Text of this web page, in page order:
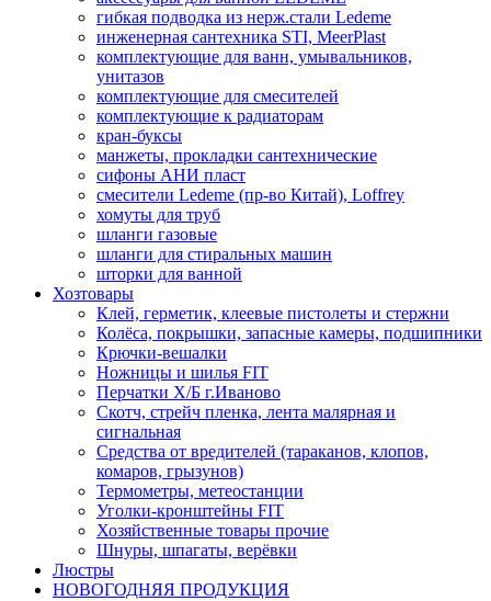
гибкая подводка из нерж.стали Ledeme
инженерная сантехника STI, MeerPlast
комплектующие для ванн, умывальников,
унитазов
комплектующие для смесителей
комплектующие к радиаторам
кран-буксы
манжеты, прокладки сантехнические
сифоны АНИ пласт
смесители Ledeme (пр-во Китай), Loffrey
хомуты для труб
шланги газовые
шланги для стиральных машин
шторки для ванной
Хозтовары
Клей, герметик, клеевые пистолеты и стержни
Колёса, покрышки, запасные камеры, подшипники
Крючки-вешалки
Ножницы и шилья FIT
Перчатки Х/Б г.Иваново
Скотч, стрейч пленка, лента малярная и
сигнальная
Средства от вредителей (тараканов, клопов,
комаров, грызунов)
Термометры, метеостанции
Уголки-кронштейны FIT
Хозяйственные товары прочие
Шнуры, шпагаты, верёвки
Люстры
НОВОГОДНЯЯ ПРОДУКЦИЯ